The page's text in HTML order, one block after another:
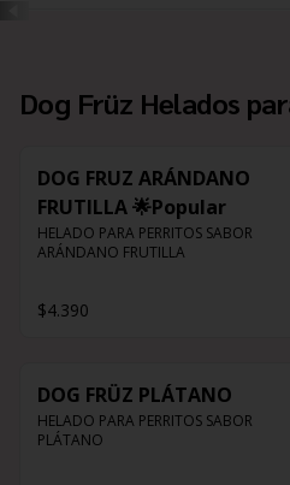
Dog Früz Helados
DOG FRUZ ARÁNDANO
FRUTILLA 🌟Popular
HELADO PARA PERRITOS SABOR
ARÁNDANO FRUTILLA
$4.390
DOG FRÜZ PLÁTANO
HELADO PARA PERRITOS SABOR
PLÁTANO